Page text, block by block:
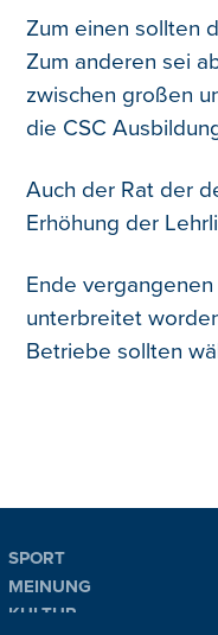
Zum einen sollten
Zum anderen sei
zwischen großen
die CSC
Auch der Rat der
Erhöhung der
Ende
unterbreitet
Betriebe sollten
SPORT
MEINUNG
KULTUR